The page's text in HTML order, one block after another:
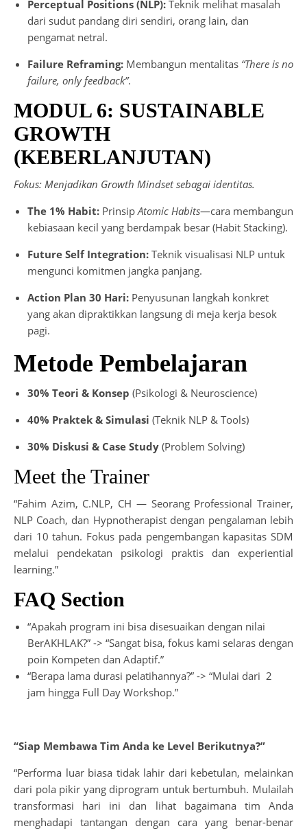
Perceptual Positions (NLP): Teknik melihat masalah
dari sudut pandang diri sendiri, orang lain, dan
pengamat netral.
Failure Reframing: Membangun mentalitas “There is no
failure, only feedback”.
MODUL 6: SUSTAINABLE
GROWTH
(KEBERLANJUTAN)
Fokus: Menjadikan Growth Mindset sebagai identitas.
The 1% Habit: Prinsip Atomic Habits—cara membangun
kebiasaan kecil yang berdampak besar (Habit Stacking).
Future Self Integration: Teknik visualisasi NLP untuk
mengunci komitmen jangka panjang.
Action Plan 30 Hari: Penyusunan langkah konkret
yang akan dipraktikkan langsung di meja kerja besok
pagi.
Metode Pembelajaran
30% Teori & Konsep (Psikologi & Neuroscience)
40% Praktek & Simulasi (Teknik NLP & Tools)
30% Diskusi & Case Study (Problem Solving)
Meet the Trainer
“Fahim Azim, C.NLP, CH — Seorang Professional Trainer,
NLP Coach, dan Hypnotherapist dengan pengalaman lebih
dari 10 tahun. Fokus pada pengembangan kapasitas SDM
melalui pendekatan psikologi praktis dan experiential
learning.”
FAQ Section
“Apakah program ini bisa disesuaikan dengan nilai
BerAKHLAK?” -> “Sangat bisa, fokus kami selaras dengan
poin Kompeten dan Adaptif.”
“Berapa lama durasi pelatihannya?” -> “Mulai dari 2
jam hingga Full Day Workshop.”
“Siap Membawa Tim Anda ke Level Berikutnya?”
“Performa luar biasa tidak lahir dari kebetulan, melainkan
dari pola pikir yang diprogram untuk bertumbuh. Mulailah
transformasi hari ini dan lihat bagaimana tim Anda
menghadapi tantangan dengan cara yang benar-benar